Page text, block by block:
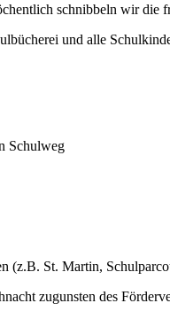
schnibbeln wir die
und alle
Schulweg
(z.B. St. Martin,
zugunsten des